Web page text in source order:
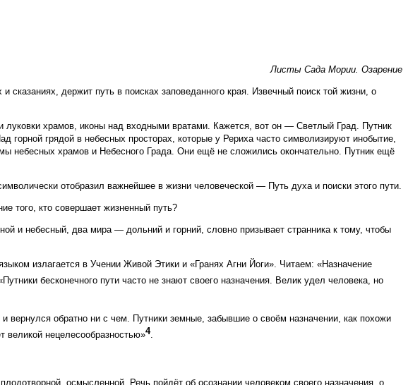
Листы Сада Мории. Озарение
держит путь в поисках заповеданного края. Извечный поиск той жизни, о
луковки храмов, иконы над входными вратами. Кажется, вот он — Светлый Град. Путник
грядой в небесных просторах, которые у Рериха часто символизируют инобытие,
небесных храмов и Небесного Града. Они ещё не сложились окончательно. Путник ещё
отобразил важнейшее в жизни человеческой — Путь духа и поиски этого пути.
того, кто совершает жизненный путь?
и небесный, два мира — дольний и горний, словно призывает странника к тому, чтобы
излагается в Учении Живой Этики и «Гранях Агни Йоги». Читаем: «Назначение
бесконечного пути часто не знают своего назначения. Велик удел человека, но
обратно ни с чем. Путники земные, забывшие о своём назначении, как похожи
великой нецелесообразностью»4.
осмысленной. Речь пойдёт об осознании человеком своего назначения, о